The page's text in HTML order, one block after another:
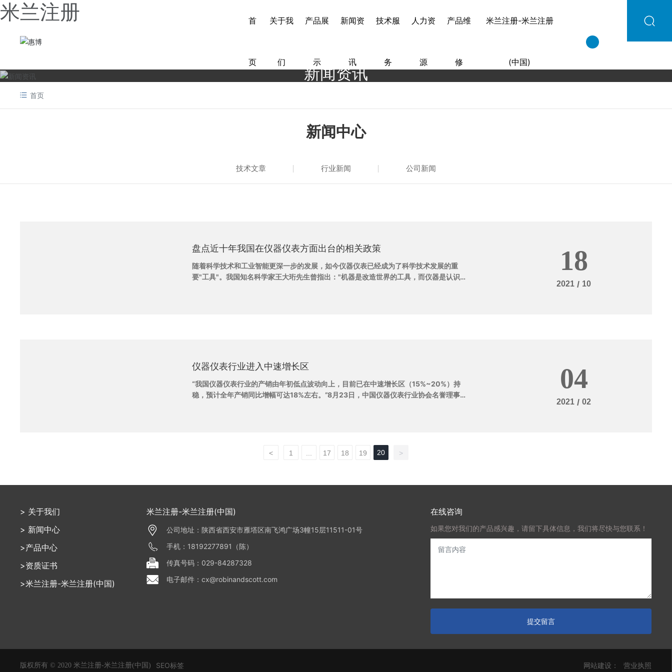
米兰注册 首
页
关于我
们
产品展
示
新闻资
讯
技术服
务
人力资
源
产品维
修
米兰注册-米兰注册
(中国)
新闻资讯
首页
新闻中心
技术文章 行业新闻 公司新闻
盘点近十年我国在仪器仪表方面出台的相关政策
随着科学技术和工业智能更深一步的发展，如今仪器仪表已经成为了科学技术发展的重
要"工具"。我国知名科学家王大珩先生曾指出："机器是改造世界的工具，而仪器是认识
18
2021 / 10
仪器仪表行业进入中速增长区
“我国仪器仪表行业的产销由年初低点波动向上，目前已在中速增长区（15%~20%）持
稳，预计全年产销同比增幅可达18%左右。”8月23日，中国仪器仪表行业协会名誉理事
04
2021 / 02
< 1 17 18 19 20 >
> 关于我们
> 新闻中心
>产品中心
>资质证书
>米兰注册-米兰注册(中国)
米兰注册-米兰注册(中国)
公司地址：陕西省西安市雁塔区南飞鸿广场3幢15层11511-01号
手机：18192277891（陈）
传真号码：029-84287328
电子邮件：cx@robinandscott.com
在线咨询
如果您对我们的产品感兴趣，请留下具体信息，我们将尽快与您联系！
提交留言
版权所有 © 2020 米兰注册-米兰注册(中国) SEO标签 网站建设： 营业执照